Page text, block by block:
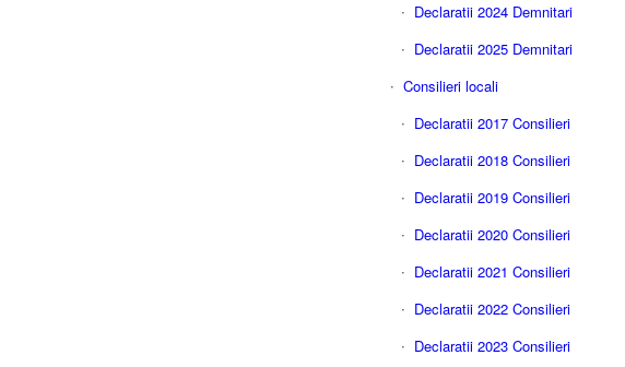
Declaratii 2024 Demnitari
Declaratii 2025 Demnitari
Consilieri locali
Declaratii 2017 Consilieri
Declaratii 2018 Consilieri
Declaratii 2019 Consilieri
Declaratii 2020 Consilieri
Declaratii 2021 Consilieri
Declaratii 2022 Consilieri
Declaratii 2023 Consilieri